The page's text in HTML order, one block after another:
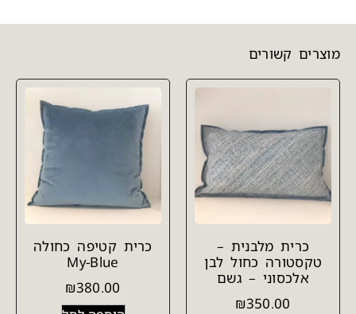
מוצרים קשורים
כרית מלבנית –
טקסטורה כחול לבן
אלכסוני – גשם
₪350.00
כרית קטיפה כחולה
My-Blue
₪380.00